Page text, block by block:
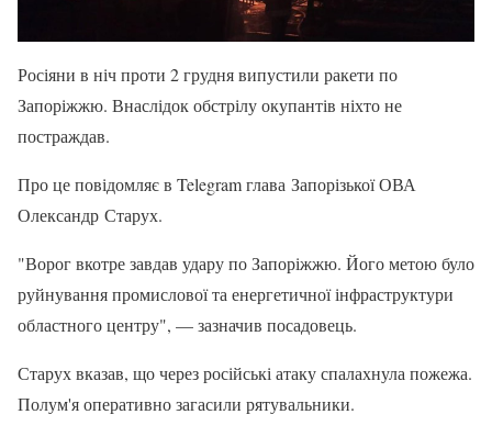
Росіяни в ніч проти 2 грудня випустили ракети по
Запоріжжю. Внаслідок обстрілу окупантів ніхто не
постраждав.
Про це повідомляє в Telegram глава Запорізької ОВА
Олександр Старух.
"Ворог вкотре завдав удару по Запоріжжю. Його метою було
руйнування промислової та енергетичної інфраструктури
областного центру", — зазначив посадовець.
Старух вказав, що через російські атаку спалахнула пожежа.
Полум'я оперативно загасили рятувальники.